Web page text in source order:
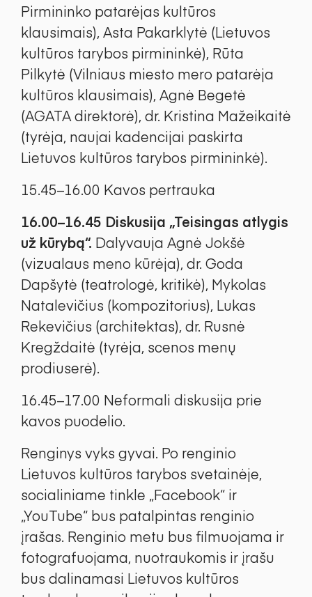
Pirmininko patarėjas kultūros
klausimais), Asta Pakarklytė (Lietuvos
kultūros tarybos pirmininkė), Rūta
Pilkytė (Vilniaus miesto mero patarėja
kultūros klausimais), Agnė Begetė
(AGATA direktorė), dr. Kristina Mažeikaitė
(tyrėja, naujai kadencijai paskirta
Lietuvos kultūros tarybos pirmininkė).
15.45–16.00 Kavos pertrauka
16.00–16.45 Diskusija „Teisingas atlygis
už kūrybą“. Dalyvauja Agnė Jokšė
(vizualaus meno kūrėja), dr. Goda
Dapšytė (teatrologė, kritikė), Mykolas
Natalevičius (kompozitorius), Lukas
Rekevičius (architektas), dr. Rusnė
Kregždaitė (tyrėja, scenos menų
prodiuserė).
16.45–17.00 Neformali diskusija prie
kavos puodelio.
Renginys vyks gyvai. Po renginio
Lietuvos kultūros tarybos svetainėje,
socialiniame tinkle „Facebook“ ir
„YouTube“ bus patalpintas renginio
įrašas. Renginio metu bus filmuojama ir
fotografuojama, nuotraukomis ir įrašu
bus dalinamasi Lietuvos kultūros